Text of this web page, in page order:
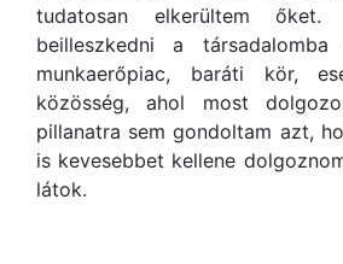
tudatosan elkerültem őket.
beilleszkedni a
munkaerőpiac, baráti kör,
közösség, ahol most
pillanatra sem gondoltam azt,
is kevesebbet kellene
látok.